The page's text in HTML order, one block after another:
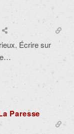
Écrire sur
Paresse